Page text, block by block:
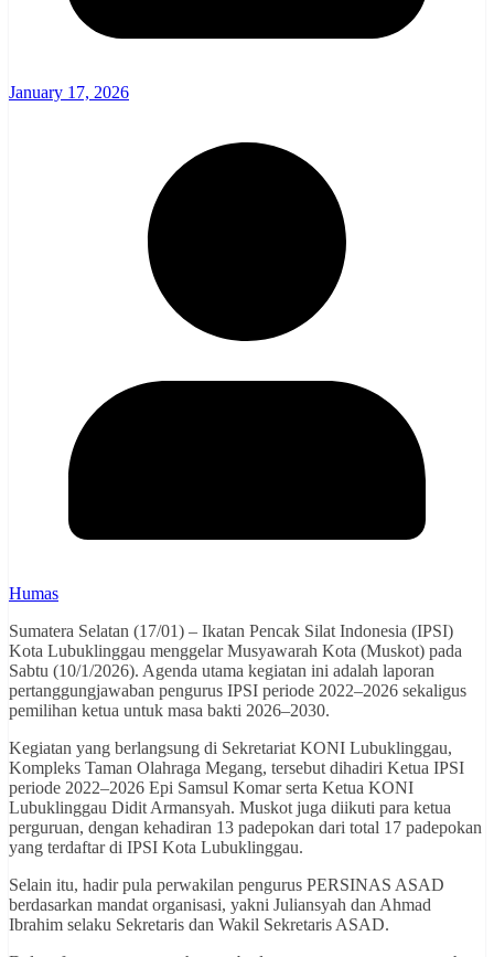
January 17, 2026
Humas
Sumatera Selatan (17/01) – Ikatan Pencak Silat Indonesia (IPSI)
Kota Lubuklinggau menggelar Musyawarah Kota (Muskot) pada
Sabtu (10/1/2026). Agenda utama kegiatan ini adalah laporan
pertanggungjawaban pengurus IPSI periode 2022–2026 sekaligus
pemilihan ketua untuk masa bakti 2026–2030.
Kegiatan yang berlangsung di Sekretariat KONI Lubuklinggau,
Kompleks Taman Olahraga Megang, tersebut dihadiri Ketua IPSI
periode 2022–2026 Epi Samsul Komar serta Ketua KONI
Lubuklinggau Didit Armansyah. Muskot juga diikuti para ketua
perguruan, dengan kehadiran 13 padepokan dari total 17 padepokan
yang terdaftar di IPSI Kota Lubuklinggau.
Selain itu, hadir pula perwakilan pengurus PERSINAS ASAD
berdasarkan mandat organisasi, yakni Juliansyah dan Ahmad
Ibrahim selaku Sekretaris dan Wakil Sekretaris ASAD.